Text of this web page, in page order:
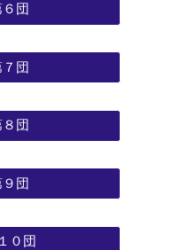
団
団
団
団
０団